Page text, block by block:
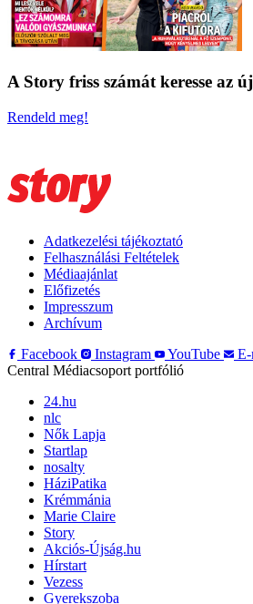
A Story friss számát keresse az
Rendeld meg!
Adatkezelési tájékoztató
Felhasználási Feltételek
Médiaajánlat
Előfizetés
Impresszum
Archívum
Facebook
Instagram YouTube
Central Médiacsoport portfólió
24.hu
nlc
Nők Lapja
Startlap
nosalty
HáziPatika
Krémmánia
Marie Claire
Story
Akciós-Újság.hu
Hírstart
Vezess
Gyerekszoba